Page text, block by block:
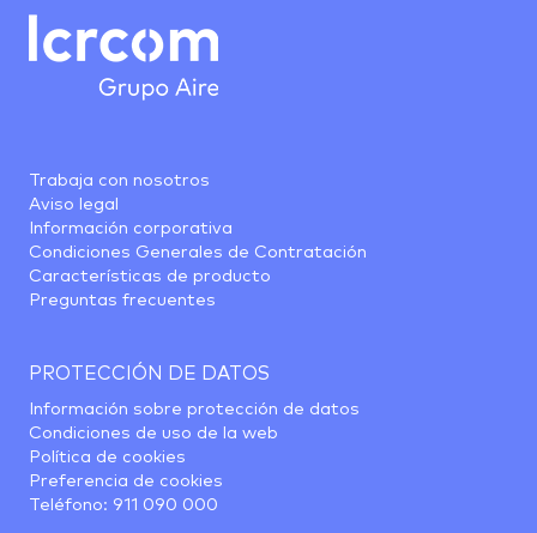
Trabaja con nosotros
Aviso legal
Información corporativa
Condiciones Generales de Contratación
Características de producto
Preguntas frecuentes
PROTECCIÓN DE DATOS
Información sobre protección de datos
Condiciones de uso de la web
Política de cookies
Preferencia de cookies
Teléfono: 911 090 000